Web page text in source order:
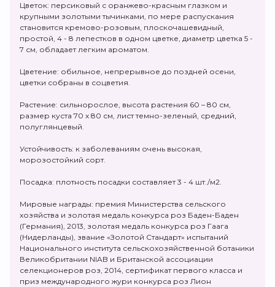
Цветок: персиковый с оранжево-красным глазком и
крупными золотыми тычинками, по мере распускания
становится кремово-розовым, плоскочашевидный,
простой, 4 - 8 лепестков в одном цветке, диаметр цветка 5 -
7 см, обладает легким ароматом.
Цветение: обильное, непрерывное до поздней осени,
цветки собраны в соцветия.
Растение: сильнорослое, высота растения 60 – 80 см,
размер куста 70 х 80 см, лист темно-зеленый, средний,
полуглянцевый.
Устойчивость: к заболеваниям очень высокая,
морозостойкий сорт.
Посадка: плотность посадки составляет 3 - 4 шт./м2.
Мировые награды: премия Министерства сельского
хозяйства и золотая медаль конкурса роз Баден-Баден
(Германия), 2013, золотая медаль конкурса роз Гаага
(Нидерланды), звание «Золотой Стандарт» испытаний
Национального института сельскохозяйственной ботаники
Великобритании NIAB и Британской ассоциации
селекционеров роз, 2014, сертификат первого класса и
приз международного жури конкурса роз Лион